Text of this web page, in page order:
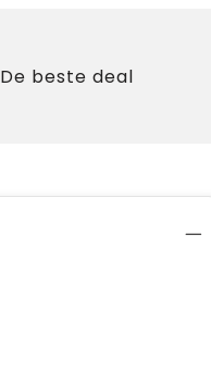
De beste deal